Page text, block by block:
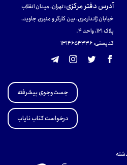
آدرس دفتر مرکزی:تهران، میدان انقلاب
خیابان ژاندارمری، بین کارگر و منیری جاوید،
پلاک 121، واحد ۴.
کدپستی: 131465433۶
جست‌وجوی پیشرفته
درخواست کتاب نایاب